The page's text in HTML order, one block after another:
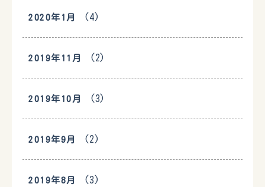
2020年1月 (4)
2019年11月 (2)
2019年10月 (3)
2019年9月 (2)
2019年8月 (3)